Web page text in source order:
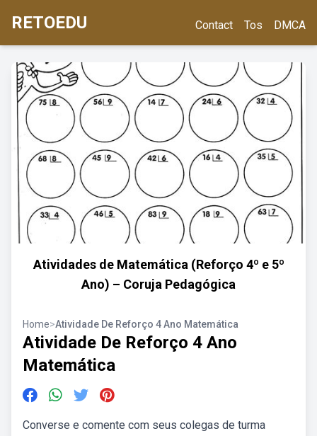
RETOEDU Contact Tos DMCA
Atividades de Matemática (Reforço 4º e 5º
Ano) – Coruja Pedagógica
Home>Atividade De Reforço 4 Ano Matemática
Atividade De Reforço 4 Ano
Matemática
Converse e comente com seus colegas de turma